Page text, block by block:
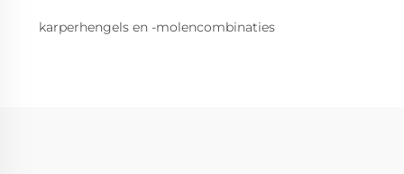
karperhengels en -molencombinaties